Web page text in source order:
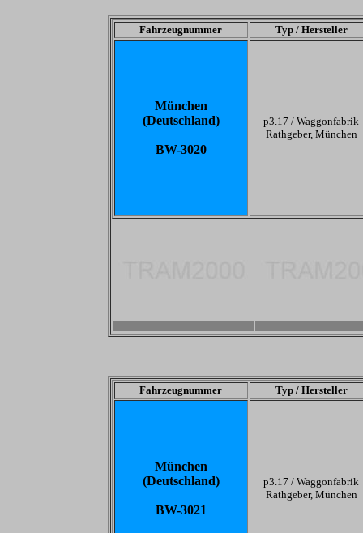
Fahrzeugnummer Typ / Hersteller
München
(Deutschland)
BW-3020
p3.17 / Waggonfabrik
Rathgeber, München
Fahrzeugnummer Typ / Hersteller
München
(Deutschland)
BW-3021
p3.17 / Waggonfabrik
Rathgeber, München